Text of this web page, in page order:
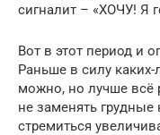
сигналит – «ХОЧУ! Я
Вот в этот период и
Раньше в силу
можно, но лучше всё
не заменять
стремиться